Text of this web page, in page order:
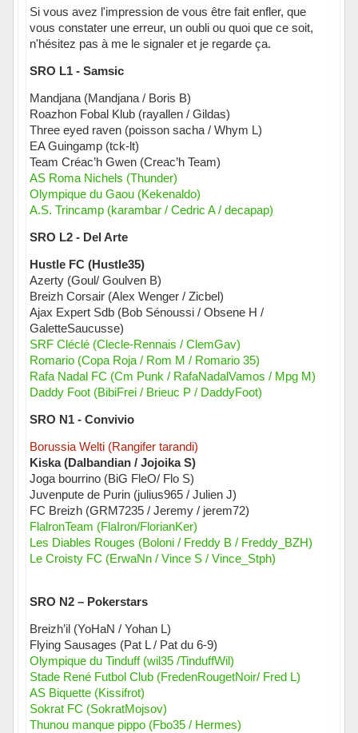
Si vous avez l'impression de vous être fait enfler, que
vous constater une erreur, un oubli ou quoi que ce soit,
n'hésitez pas à me le signaler et je regarde ça.
SRO L1 - Samsic
Mandjana (Mandjana / Boris B)
Roazhon Fobal Klub (rayallen / Gildas)
Three eyed raven (poisson sacha / Whym L)
EA Guingamp (tck-lt)
Team Créac’h Gwen (Creac’h Team)
AS Roma Nichels (Thunder)
Olympique du Gaou (Kekenaldo)
A.S. Trincamp (karambar / Cedric A / decapap)
SRO L2 - Del Arte
Hustle FC (Hustle35)
Azerty (Goul/ Goulven B)
Breizh Corsair (Alex Wenger / Zicbel)
Ajax Expert Sdb (Bob Sénoussi / Obsene H /
GaletteSaucusse)
SRF Cléclé (Clecle-Rennais / ClemGav)
Romario (Copa Roja / Rom M / Romario 35)
Rafa Nadal FC (Cm Punk / RafaNadalVamos / Mpg M)
Daddy Foot (BibiFrei / Brieuc P / DaddyFoot)
SRO N1 - Convivio
Borussia Welti (Rangifer tarandi)
Kiska (Dalbandian / Jojoika S)
Joga bourrino (BiG FleO/ Flo S)
Juvenpute de Purin (julius965 / Julien J)
FC Breizh (GRM7235 / Jeremy / jerem72)
FlalronTeam (FlaIron/FlorianKer)
Les Diables Rouges (Boloni / Freddy B / Freddy_BZH)
Le Croisty FC (ErwaNn / Vince S / Vince_Stph)
SRO N2 – Pokerstars
Breizh’il (YoHaN / Yohan L)
Flying Sausages (Pat L / Pat du 6-9)
Olympique du Tinduff (wil35 /TinduffWil)
Stade René Futbol Club (FredenRougetNoir/ Fred L)
AS Biquette (Kissifrot)
Sokrat FC (SokratMojsov)
Thunou manque pippo (Fbo35 / Hermes)